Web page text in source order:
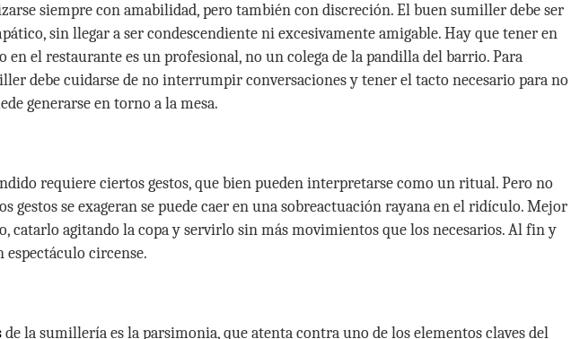
siempre con amabilidad, pero también con discreción. El buen sumiller debe ser
sin llegar a ser condescendiente ni excesivamente amigable. Hay que tener en
en el restaurante es un profesional, no un colega de la pandilla del barrio. Para
debe cuidarse de no interrumpir conversaciones y tener el tacto necesario para no
generarse en torno a la mesa.
requiere ciertos gestos, que bien pueden interpretarse como un ritual. Pero no
gestos se exageran se puede caer en una sobreactuación rayana en el ridículo. Mejor
catarlo agitando la copa y servirlo sin más movimientos que los necesarios. Al fin y
circense.
de la sumillería es la parsimonia, que atenta contra uno de los elementos claves del